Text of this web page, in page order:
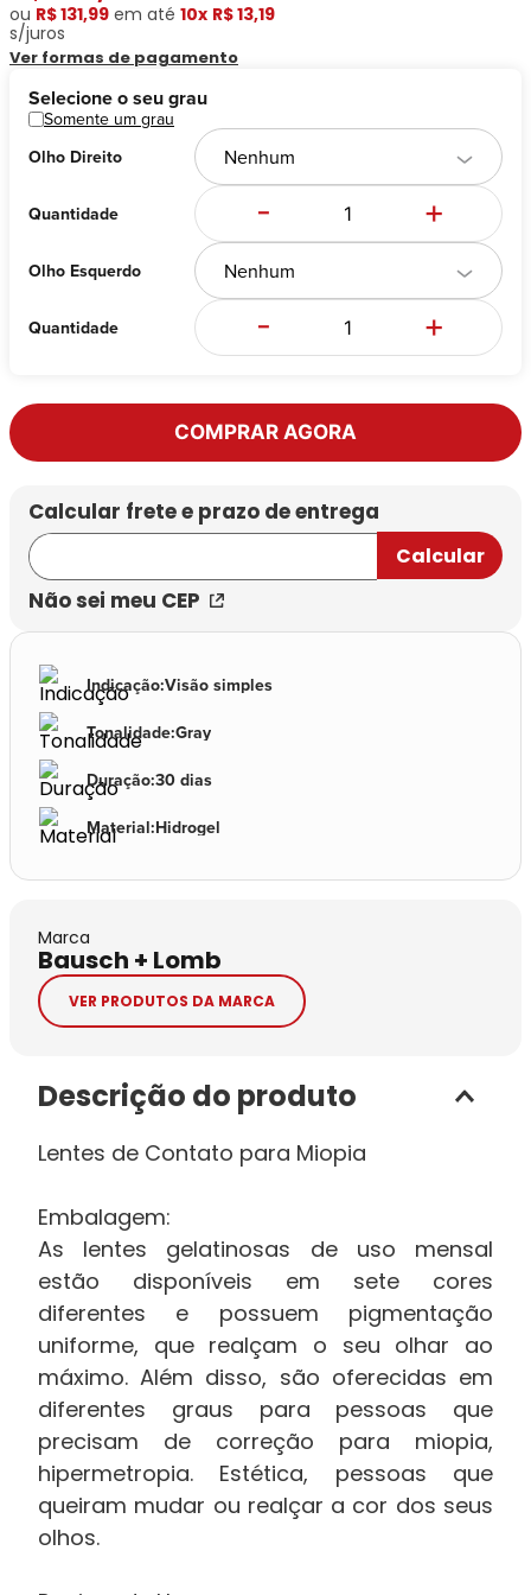
Ban
Todas
Marcas
Marcas
Exclusivas
Collection
DNZ
Exclusivas
Miu
Polaroid
Todas
as
Marcas
Exclusivas
DNZ
Ono
Bulget
Todas
Marcas
Marcas
Exclusivas
Collection
Ono
Exclusivas
Unissex
Marcas
Dii
Collection
DNZ
Ono
ou R$ 131,99 em até 10x R$ 13,19
s/juros
Ver formas de pagamento
Selecione o seu grau
Somente um grau
Olho Direito
Nenhum
Quantidade - +
Olho Esquerdo Nenhum
Quantidade - +
COMPRAR AGORA
Não sei meu CEP
Indicação:Visão simples
Tonalidade:Gray
Duração:30 dias
Material:Hidrogel
Marca
Bausch + Lomb
VER PRODUTOS DA MARCA
Descrição do produto
Lentes de Contato para Miopia
Embalagem:
As lentes gelatinosas de uso mensal
estão disponíveis em sete cores
diferentes e possuem pigmentação
uniforme, que realçam o seu olhar ao
máximo. Além disso, são oferecidas em
diferentes graus para pessoas que
precisam de correção para miopia,
hipermetropia. Estética, pessoas que
queiram mudar ou realçar a cor dos seus
olhos.